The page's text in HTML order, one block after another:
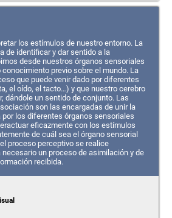
los estímulos de nuestro entorno. La
de identificar y dar sentido a la
desde nuestros órganos sensoriales
previo sobre el mundo. La
que puede venir dado por diferentes
el oído, el tacto…) y que nuestro cerebro
dándole un sentido de conjunto. Las
son las encargadas de unir la
los diferentes órganos sensoriales
eficazmente con los estímulos
de cuál sea el órgano sensorial
proceso perceptivo se realice
un proceso de asimilación y de
recibida.